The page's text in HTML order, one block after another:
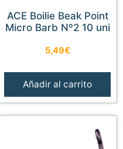
ACE Boilie Beak Point
Micro Barb Nº2 10 uni
5,49€
Añadir al carrito